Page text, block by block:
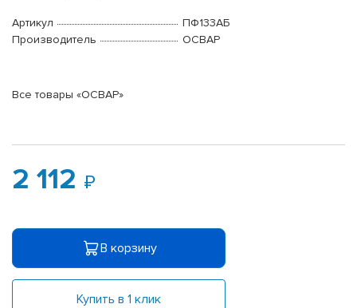
Артикул
ПФ133АБ
Производитель
ОСВАР
Все товары «ОСВАР»
2 112
В корзину
Купить в 1 клик